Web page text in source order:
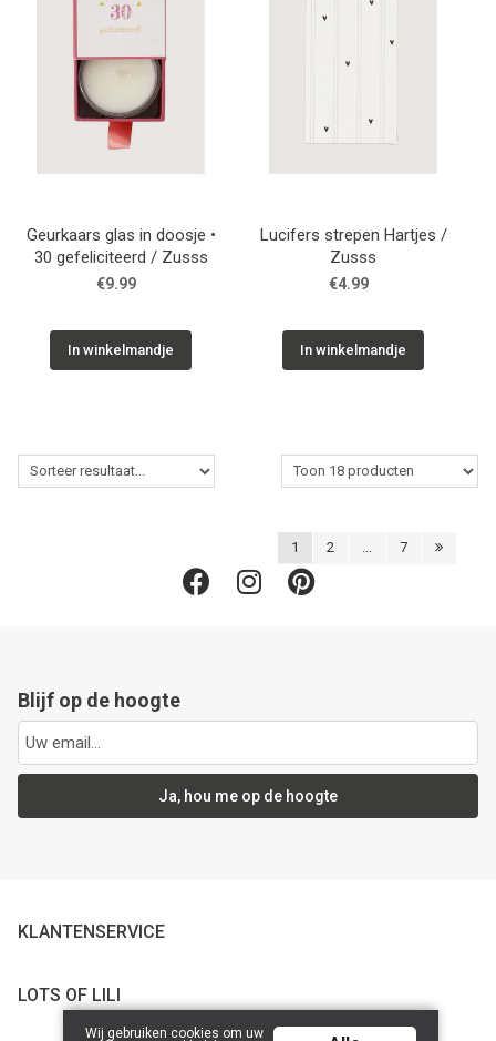
Geurkaars glas in doosje •
30 gefeliciteerd / Zusss
€9.99
In winkelmandje
Lucifers strepen Hartjes /
Zusss
€4.99
In winkelmandje
1 2 7
Blijf op de hoogte
Ja, hou me op de hoogte
KLANTENSERVICE
LOTS OF LILI
Wij gebruiken cookies om uw